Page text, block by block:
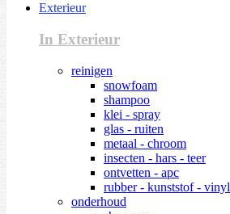
Exterieur
In Exterieur
reinigen
snowfoam
shampoo
klei - spray
glas - ruiten
metaal - chroom
insecten - hars - teer
ontvetten - apc
rubber - kunststof - vinyl
onderhoud